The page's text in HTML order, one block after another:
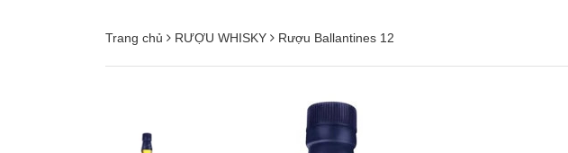
Trang chủ RƯỢU WHISKY Rượu Ballantines 12